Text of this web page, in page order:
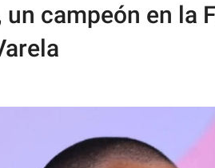
un campeón en la